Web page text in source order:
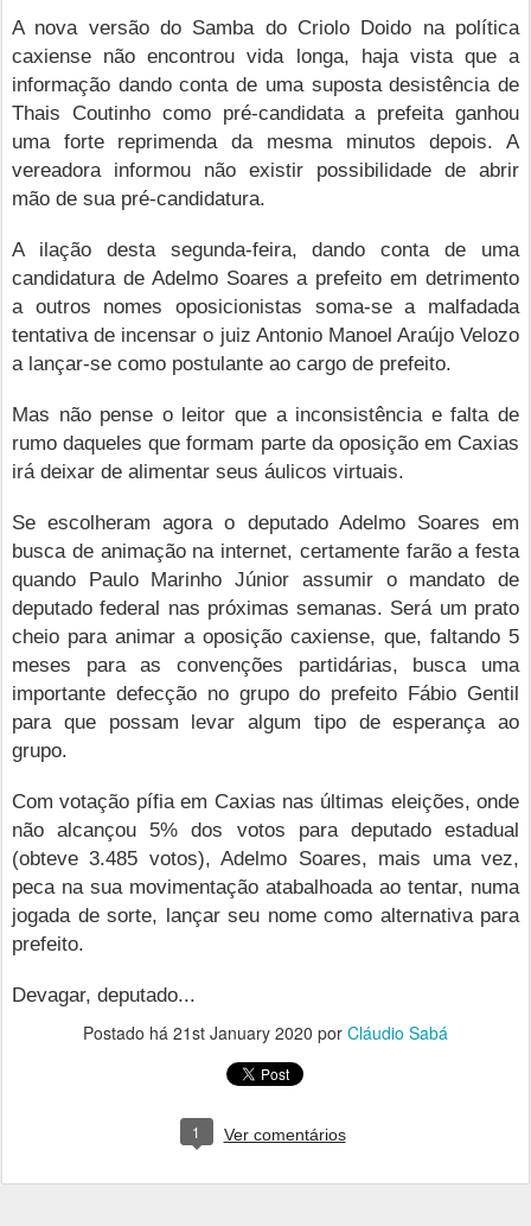
A nova versão do Samba do Criolo Doido na política
caxiense não encontrou vida longa, haja vista que a
informação dando conta de uma suposta desistência de
Thais Coutinho como pré-candidata a prefeita ganhou
uma forte reprimenda da mesma minutos depois. A
vereadora informou não existir possibilidade de abrir
mão de sua pré-candidatura.
A ilação desta segunda-feira, dando conta de uma
candidatura de Adelmo Soares a prefeito em detrimento
a outros nomes oposicionistas soma-se a malfadada
tentativa de incensar o juiz Antonio Manoel Araújo Velozo
a lançar-se como postulante ao cargo de prefeito.
Mas não pense o leitor que a inconsistência e falta de
rumo daqueles que formam parte da oposição em Caxias
irá deixar de alimentar seus áulicos virtuais.
Se escolheram agora o deputado Adelmo Soares em
busca de animação na internet, certamente farão a festa
quando Paulo Marinho Júnior assumir o mandato de
deputado federal nas próximas semanas. Será um prato
cheio para animar a oposição caxiense, que, faltando 5
meses para as convenções partidárias, busca uma
importante defecção no grupo do prefeito Fábio Gentil
para que possam levar algum tipo de esperança ao
grupo.
Com votação pífia em Caxias nas últimas eleições, onde
não alcançou 5% dos votos para deputado estadual
(obteve 3.485 votos), Adelmo Soares, mais uma vez,
peca na sua movimentação atabalhoada ao tentar, numa
jogada de sorte, lançar seu nome como alternativa para
prefeito.
Devagar, deputado...
Postado há 21st January 2020 por Cláudio Sabá
1 Ver comentários